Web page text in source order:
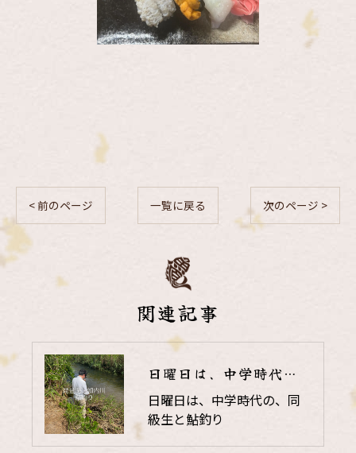
< 前のページ 一覧に戻る 次のページ >
関連記事
日曜日は、中学時代の、同級生と鮎釣り
日曜日は、中学時代の、同
級生と鮎釣り